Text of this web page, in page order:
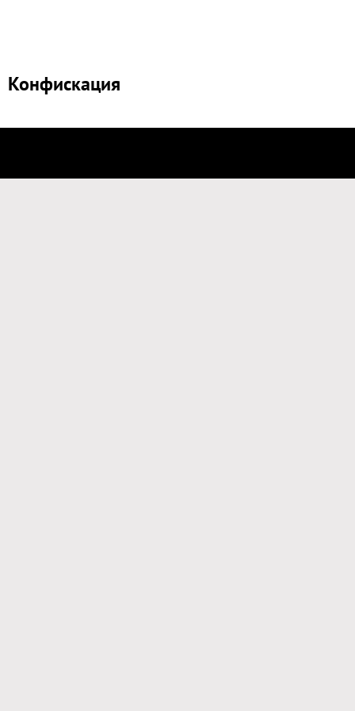
Конфискация